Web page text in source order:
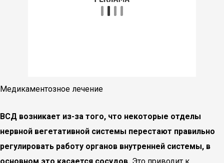
Медикаментозное лечение
ВСД возникает из-за того, что некоторые отделы
нервной вегетативной системы перестают правильно
регулировать работу органов внутренней системы, в